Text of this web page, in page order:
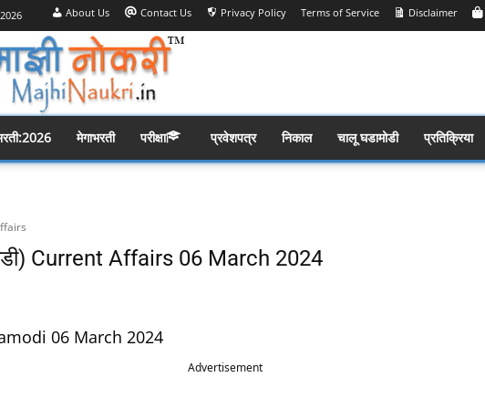
About Us Contact Us Privacy Policy Terms of Service Disclaimer
मेगाभरती परीक्षा प्रवेशपत्र निकाल चालू घडामोडी प्रतिक्रिया
Current Affairs 06 March 2024
06 March 2024
Advertisement